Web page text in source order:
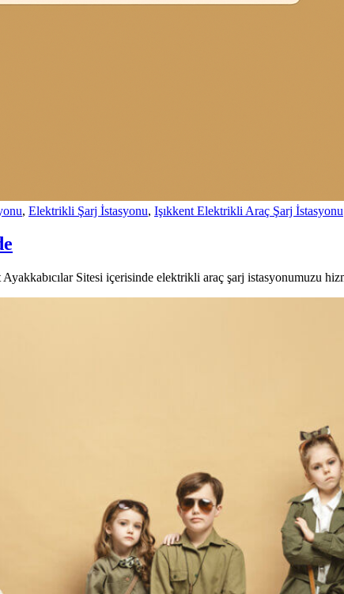
, Elektrikli Şarj İstasyonu, Işıkkent Elektrikli Araç Şarj İstasyonu
Sitesi içerisinde elektrikli araç şarj istasyonumuzu